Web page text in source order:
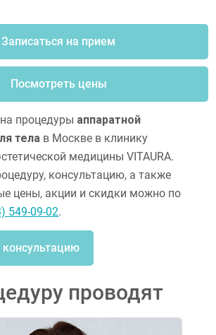
Записаться на прием
Посмотреть цены
процедуры аппаратной
тела в Москве в клинику
медицины VITAURA.
консультацию, а также
цены, акции и скидки можно по
549-09-02.
консультацию
проводят